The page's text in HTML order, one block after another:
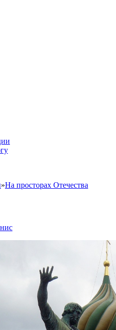
»На просторах Отечества